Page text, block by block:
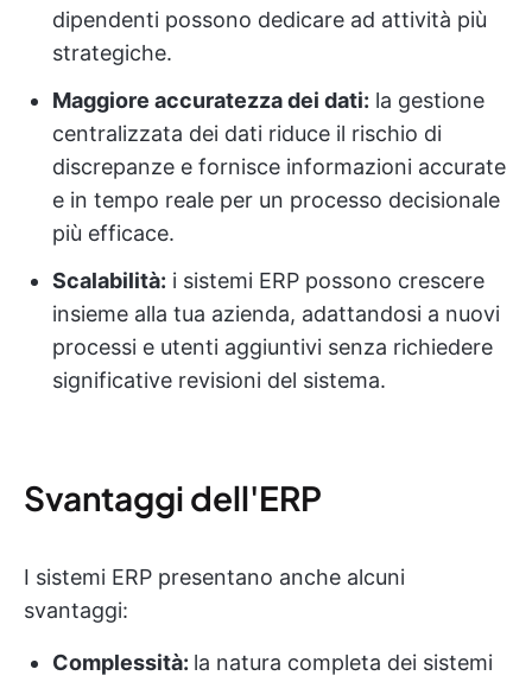
dipendenti possono dedicare ad attività più
strategiche.
Maggiore accuratezza dei dati: la gestione
centralizzata dei dati riduce il rischio di
discrepanze e fornisce informazioni accurate
e in tempo reale per un processo decisionale
più efficace.
Scalabilità: i sistemi ERP possono crescere
insieme alla tua azienda, adattandosi a nuovi
processi e utenti aggiuntivi senza richiedere
significative revisioni del sistema.
Svantaggi dell'ERP
I sistemi ERP presentano anche alcuni
svantaggi:
Complessità: la natura completa dei sistemi